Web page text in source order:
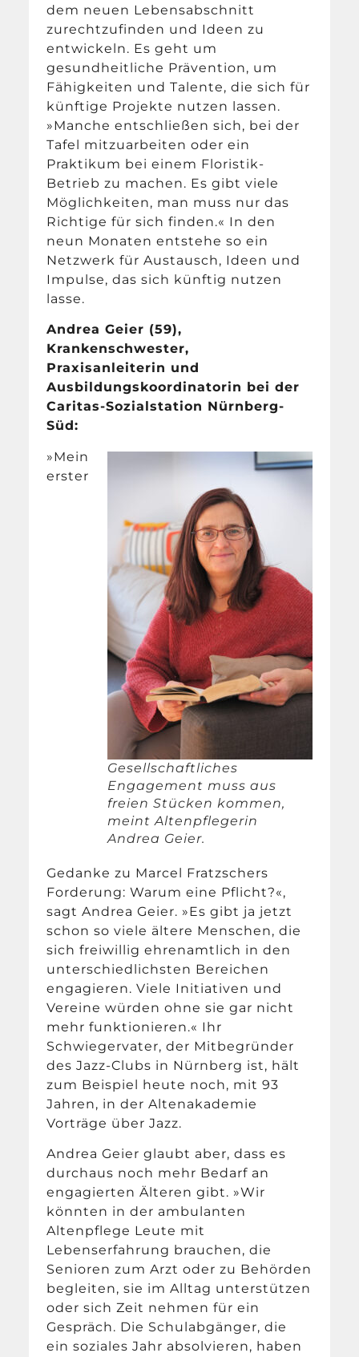
dem neuen Lebensabschnitt
zurechtzufinden und Ideen zu
entwickeln. Es geht um
gesundheitliche Prävention, um
Fähigkeiten und Talente, die sich für
künftige Projekte nutzen lassen.
»Manche entschließen sich, bei der
Tafel mitzuarbeiten oder ein
Praktikum bei einem Floristik-
Betrieb zu machen. Es gibt viele
Möglichkeiten, man muss nur das
Richtige für sich finden.« In den
neun Monaten entstehe so ein
Netzwerk für Austausch, Ideen und
Impulse, das sich künftig nutzen
lasse.
Andrea Geier (59),
Krankenschwester,
Praxisanleiterin und
Ausbildungskoordinatorin bei der
Caritas-Sozialstation Nürnberg-
Süd:
Gesellschaftliches
Engagement muss aus
freien Stücken kommen,
meint Altenpflegerin
Andrea Geier.
»Mein
erster
Gedanke zu Marcel Fratzschers
Forderung: Warum eine Pflicht?«,
sagt Andrea Geier. »Es gibt ja jetzt
schon so viele ältere Menschen, die
sich freiwillig ehrenamtlich in den
unterschiedlichsten Bereichen
engagieren. Viele Initiativen und
Vereine würden ohne sie gar nicht
mehr funktionieren.« Ihr
Schwiegervater, der Mitbegründer
des Jazz-Clubs in Nürnberg ist, hält
zum Beispiel heute noch, mit 93
Jahren, in der Altenakademie
Vorträge über Jazz.
Andrea Geier glaubt aber, dass es
durchaus noch mehr Bedarf an
engagierten Älteren gibt. »Wir
könnten in der ambulanten
Altenpflege Leute mit
Lebenserfahrung brauchen, die
Senioren zum Arzt oder zu Behörden
begleiten, sie im Alltag unterstützen
oder sich Zeit nehmen für ein
Gespräch. Die Schulabgänger, die
ein soziales Jahr absolvieren, haben